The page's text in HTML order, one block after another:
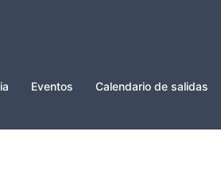
Eventos Calendario de salidas